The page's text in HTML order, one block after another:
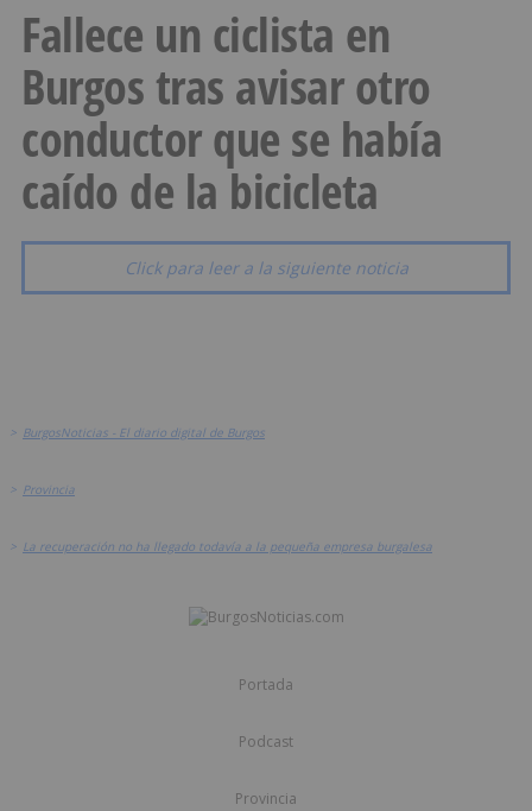
Fallece un ciclista en
Burgos tras avisar otro
conductor que se había
caído de la bicicleta
Click para leer a la siguiente noticia
> BurgosNoticias - El diario digital de Burgos
> Provincia
> La recuperación no ha llegado todavía a la pequeña empresa burgalesa
Portada
Podcast
Provincia